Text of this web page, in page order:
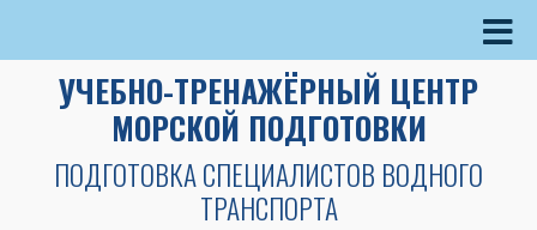
УЧЕБНО-ТРЕНАЖЁРНЫЙ ЦЕНТР
МОРСКОЙ ПОДГОТОВКИ
ПОДГОТОВКА СПЕЦИАЛИСТОВ ВОДНОГО
ТРАНСПОРТА